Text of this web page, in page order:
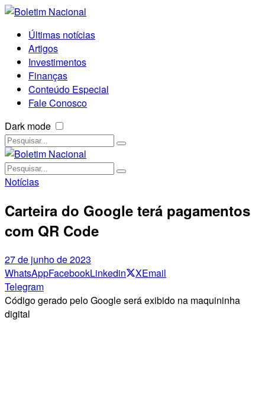
Últimas notícias
Artigos
Investimentos
Finanças
Conteúdo Especial
Fale Conosco
Dark mode
Notícias
Carteira do Google terá pagamentos
com QR Code
27 de junho de 2023
WhatsAppFacebookLinkedin XEmail
Telegram
Código gerado pelo Google será exibido na maquininha
digital